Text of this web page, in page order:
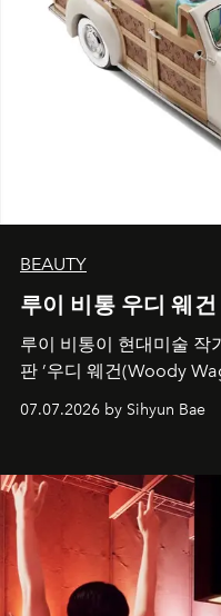
BEAUTY
루이 비통 우디 웨
루이 비통이 현대미술 작
판 ’우디 웨건(Woody
07.07.2026 by Sihyun Bae